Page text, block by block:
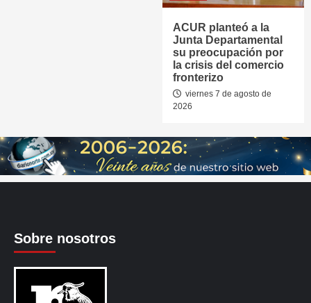
ACUR planteó a la
Junta Departamental
su preocupación por
la crisis del comercio
fronterizo
viernes 7 de agosto de
2026
Sobre nosotros